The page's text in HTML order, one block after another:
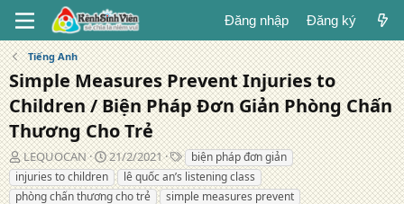
Đăng nhập Đăng ký
Tiếng Anh
Simple Measures Prevent Injuries to
Children / Biện Pháp Đơn Giản Phòng Chấn
Thương Cho Trẻ
T
á
c
LEQUOCAN
N
g
à
21/2/2021
T
ừ
k
biện pháp đơn giản
injuries to children
lê quốc an’s listening class
phòng chấn thương cho trẻ
simple measures prevent